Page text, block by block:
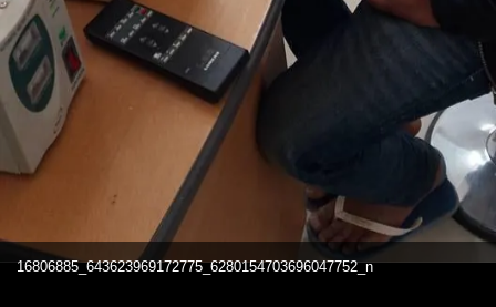
16806885_643623969172775_6280154703696047752_n